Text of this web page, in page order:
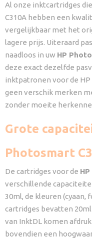
Al onze inktcartridges
C310A hebben een
vergelijkbaar met het
lagere prijs. Uiteraard
naadloos in uw HP
deze exact dezelfde
inktpatronen voor de
geen verschik merken
zonder moeite
Grote
Photosmart
De cartridges voor de
verschillende
30ml, de kleuren (cyaan,
cartridges bevatten 20ml
van InktDL komen
bovendien een